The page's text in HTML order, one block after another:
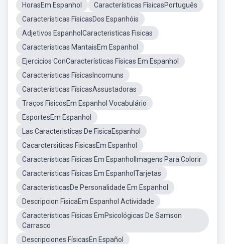
HorasEm Espanhol
Características FísicasPortuguês
Características FísicasDos Espanhóis
Adjetivos EspanholCaracteristicas Fisicas
Caracteristicas MantaisEm Espanhol
Ejercicios ConCaracterísticas Físicas Em Espanhol
Características FísicasIncomuns
Características FísicasAssustadoras
Traços FisicosEm Espanhol Vocabulário
EsportesEm Espanhol
Las Caracteristicas De FisicaEspanhol
Cacarctersiticas FisicasEm Espanhol
Características Físicas Em EspanholImagens Para Colorir
Características Físicas Em EspanholTarjetas
CaracterísticasDe Personalidade Em Espanhol
Descripcion FisicaEm Espanhol Actividade
Características Físicas EmPsicológicas De Samson
Carrasco
Descripciones FísicasEn Español